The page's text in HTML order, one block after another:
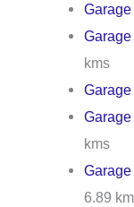
kms
kms
6.89